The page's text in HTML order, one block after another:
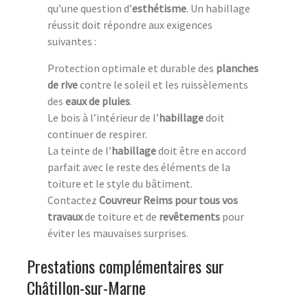
qu’une question d’esthétisme. Un habillage
réussit doit répondre aux exigences
suivantes :
Protection optimale et durable des planches
de rivecontre le soleil et les ruissèlements
des eaux de pluies.
Le bois à l’intérieur de l’habillagedoit
continuer de respirer.
La teinte de l’habillagedoit être en accord
parfait avec le reste des éléments de la
toiture et le style du bâtiment.
Contactez Couvreur Reims pour tous vos
travauxde toiture et de revêtements pour
éviter les mauvaises surprises.
Prestations complémentaires sur
Châtillon-sur-Marne